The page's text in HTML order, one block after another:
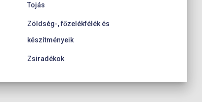
Tojás
Zöldség-, főzelékfélék és
készítményeik
Zsiradékok